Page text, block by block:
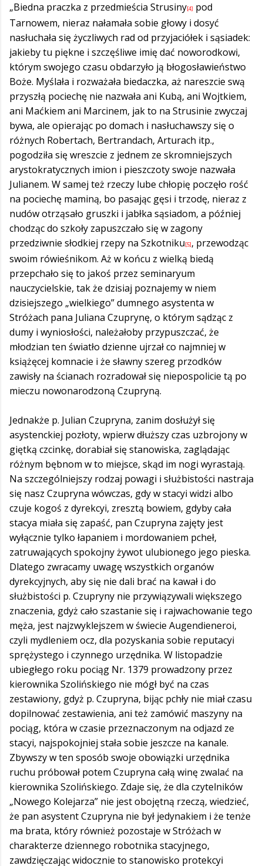
„Biedna praczka z przedmieścia Strusiny[4] pod
Tarnowem, nieraz nałamała sobie głowy i dosyć
nasłuchała się życzliwych rad od przyjaciółek i sąsiadek:
jakieby tu piękne i szczęśliwe imię dać noworodkowi,
którym swojego czasu obdarzyło ją błogosławieństwo
Boże. Myślała i rozważała biedaczka, aż nareszcie swą
przyszłą pociechę nie nazwała ani Kubą, ani Wojtkiem,
ani Maćkiem ani Marcinem, jak to na Strusinie zwyczaj
bywa, ale opierając po domach i nasłuchawszy się o
różnych Robertach, Bertrandach, Arturach itp.,
pogodziła się wreszcie z jednem ze skromniejszych
arystokratycznych imion i pieszczoty swoje nazwała
Julianem. W samej też rzeczy lube chłopię poczęło rość
na pociechę maminą, bo pasając gęsi i trzodę, nieraz z
nudów otrząsało gruszki i jabłka sąsiadom, a później
chodząc do szkoły zapuszczało się w zagony
przedziwnie słodkiej rzepy na Szkotniku[5], przewodząc
swoim rówieśnikom. Aż w końcu z wielką biedą
przepchało się to jakoś przez seminaryum
nauczycielskie, tak że dzisiaj poznajemy w niem
dzisiejszego „wielkiego” dumnego asystenta w
Stróżach pana Juliana Czuprynę, o którym sądząc z
dumy i wyniosłości, należałoby przypuszczać, że
młodzian ten światło dzienne ujrzał co najmniej w
książęcej komnacie i że sławny szereg przodków
zawisły na ścianach rozradował się niepospolicie tą po
mieczu nowonarodzoną Czupryną.
Jednakże p. Julian Czupryna, zanim dosłużył się
asystenckiej pozłoty, wpierw dłuższy czas uzbrojony w
giętką czcinkę, dorabiał się stanowiska, zaglądając
różnym bębnom w to miejsce, skąd im nogi wyrastają.
Na szczególniejszy rodzaj powagi i służbistości nastraja
się nasz Czupryna wówczas, gdy w stacyi widzi albo
czuje kogoś z dyrekcyi, zresztą bowiem, gdyby cała
stacya miała się zapaść, pan Czupryna zajęty jest
wyłącznie tylko łapaniem i mordowaniem pcheł,
zatruwających spokojny żywot ulubionego jego pieska.
Dlatego zwracamy uwagę wszystkich organów
dyrekcyjnych, aby się nie dali brać na kawał i do
służbistości p. Czupryny nie przywiązywali większego
znaczenia, gdyż cało szastanie się i rajwachowanie tego
męża, jest najzwyklejszem w świecie Augendieneroi,
czyli mydleniem ocz, dla pozyskania sobie reputacyi
sprężystego i czynnego urzędnika. W listopadzie
ubiegłego roku pociąg Nr. 1379 prowadzony przez
kierownika Szolińskiego nie mógł być na czas
zestawiony, gdyż p. Czupryna, bijąc pchły nie miał czasu
dopilnować zestawienia, ani też zamówić maszyny na
pociąg, która w czasie przeznaczonym na odjazd ze
stacyi, najspokojniej stała sobie jeszcze na kanale.
Zbywszy w ten sposób swoje obowiązki urzędnika
ruchu próbował potem Czupryna całą winę zwalać na
kierownika Szolińskiego. Zdaje się, że dla czytelników
„Nowego Kolejarza” nie jest obojętną rzeczą, wiedzieć,
że pan asystent Czupryna nie był jedynakiem i że tenże
ma brata, który również pozostaje w Stróżach w
charakterze dziennego robotnika stacyjnego,
zawdzięczając widocznie to stanowisko protekcyi